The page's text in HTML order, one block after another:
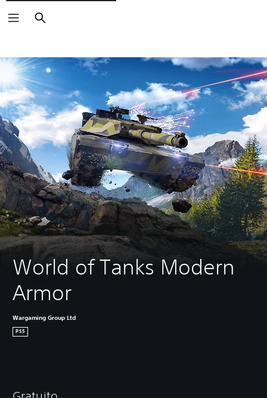
Buscar
World of Tanks Modern
Armor
Wargaming Group Ltd
PS5